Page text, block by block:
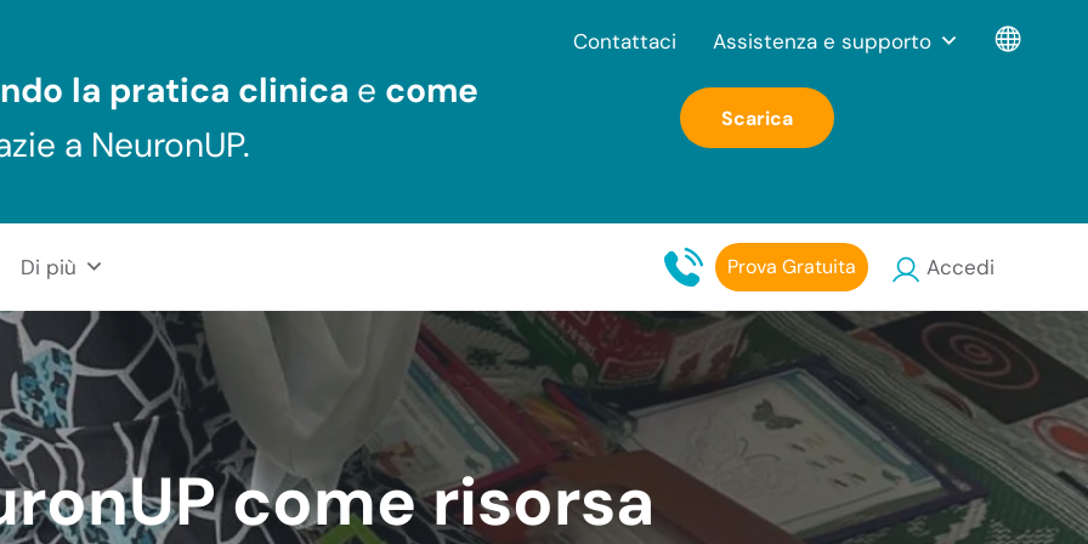
la pratica clinica e come
a NeuronUP.
Scarica
Di più Prova Gratuita Accedi
Contattaci Assistenza e supporto
come risorsa